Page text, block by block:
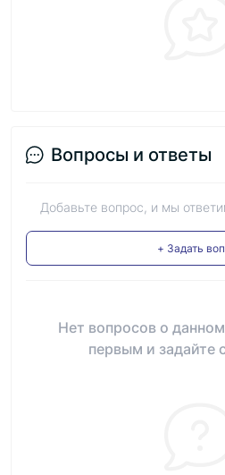
Вопросы и ответы
Добавьте вопрос, и мы
+ Задать
Нет вопросов о
первым и задайте